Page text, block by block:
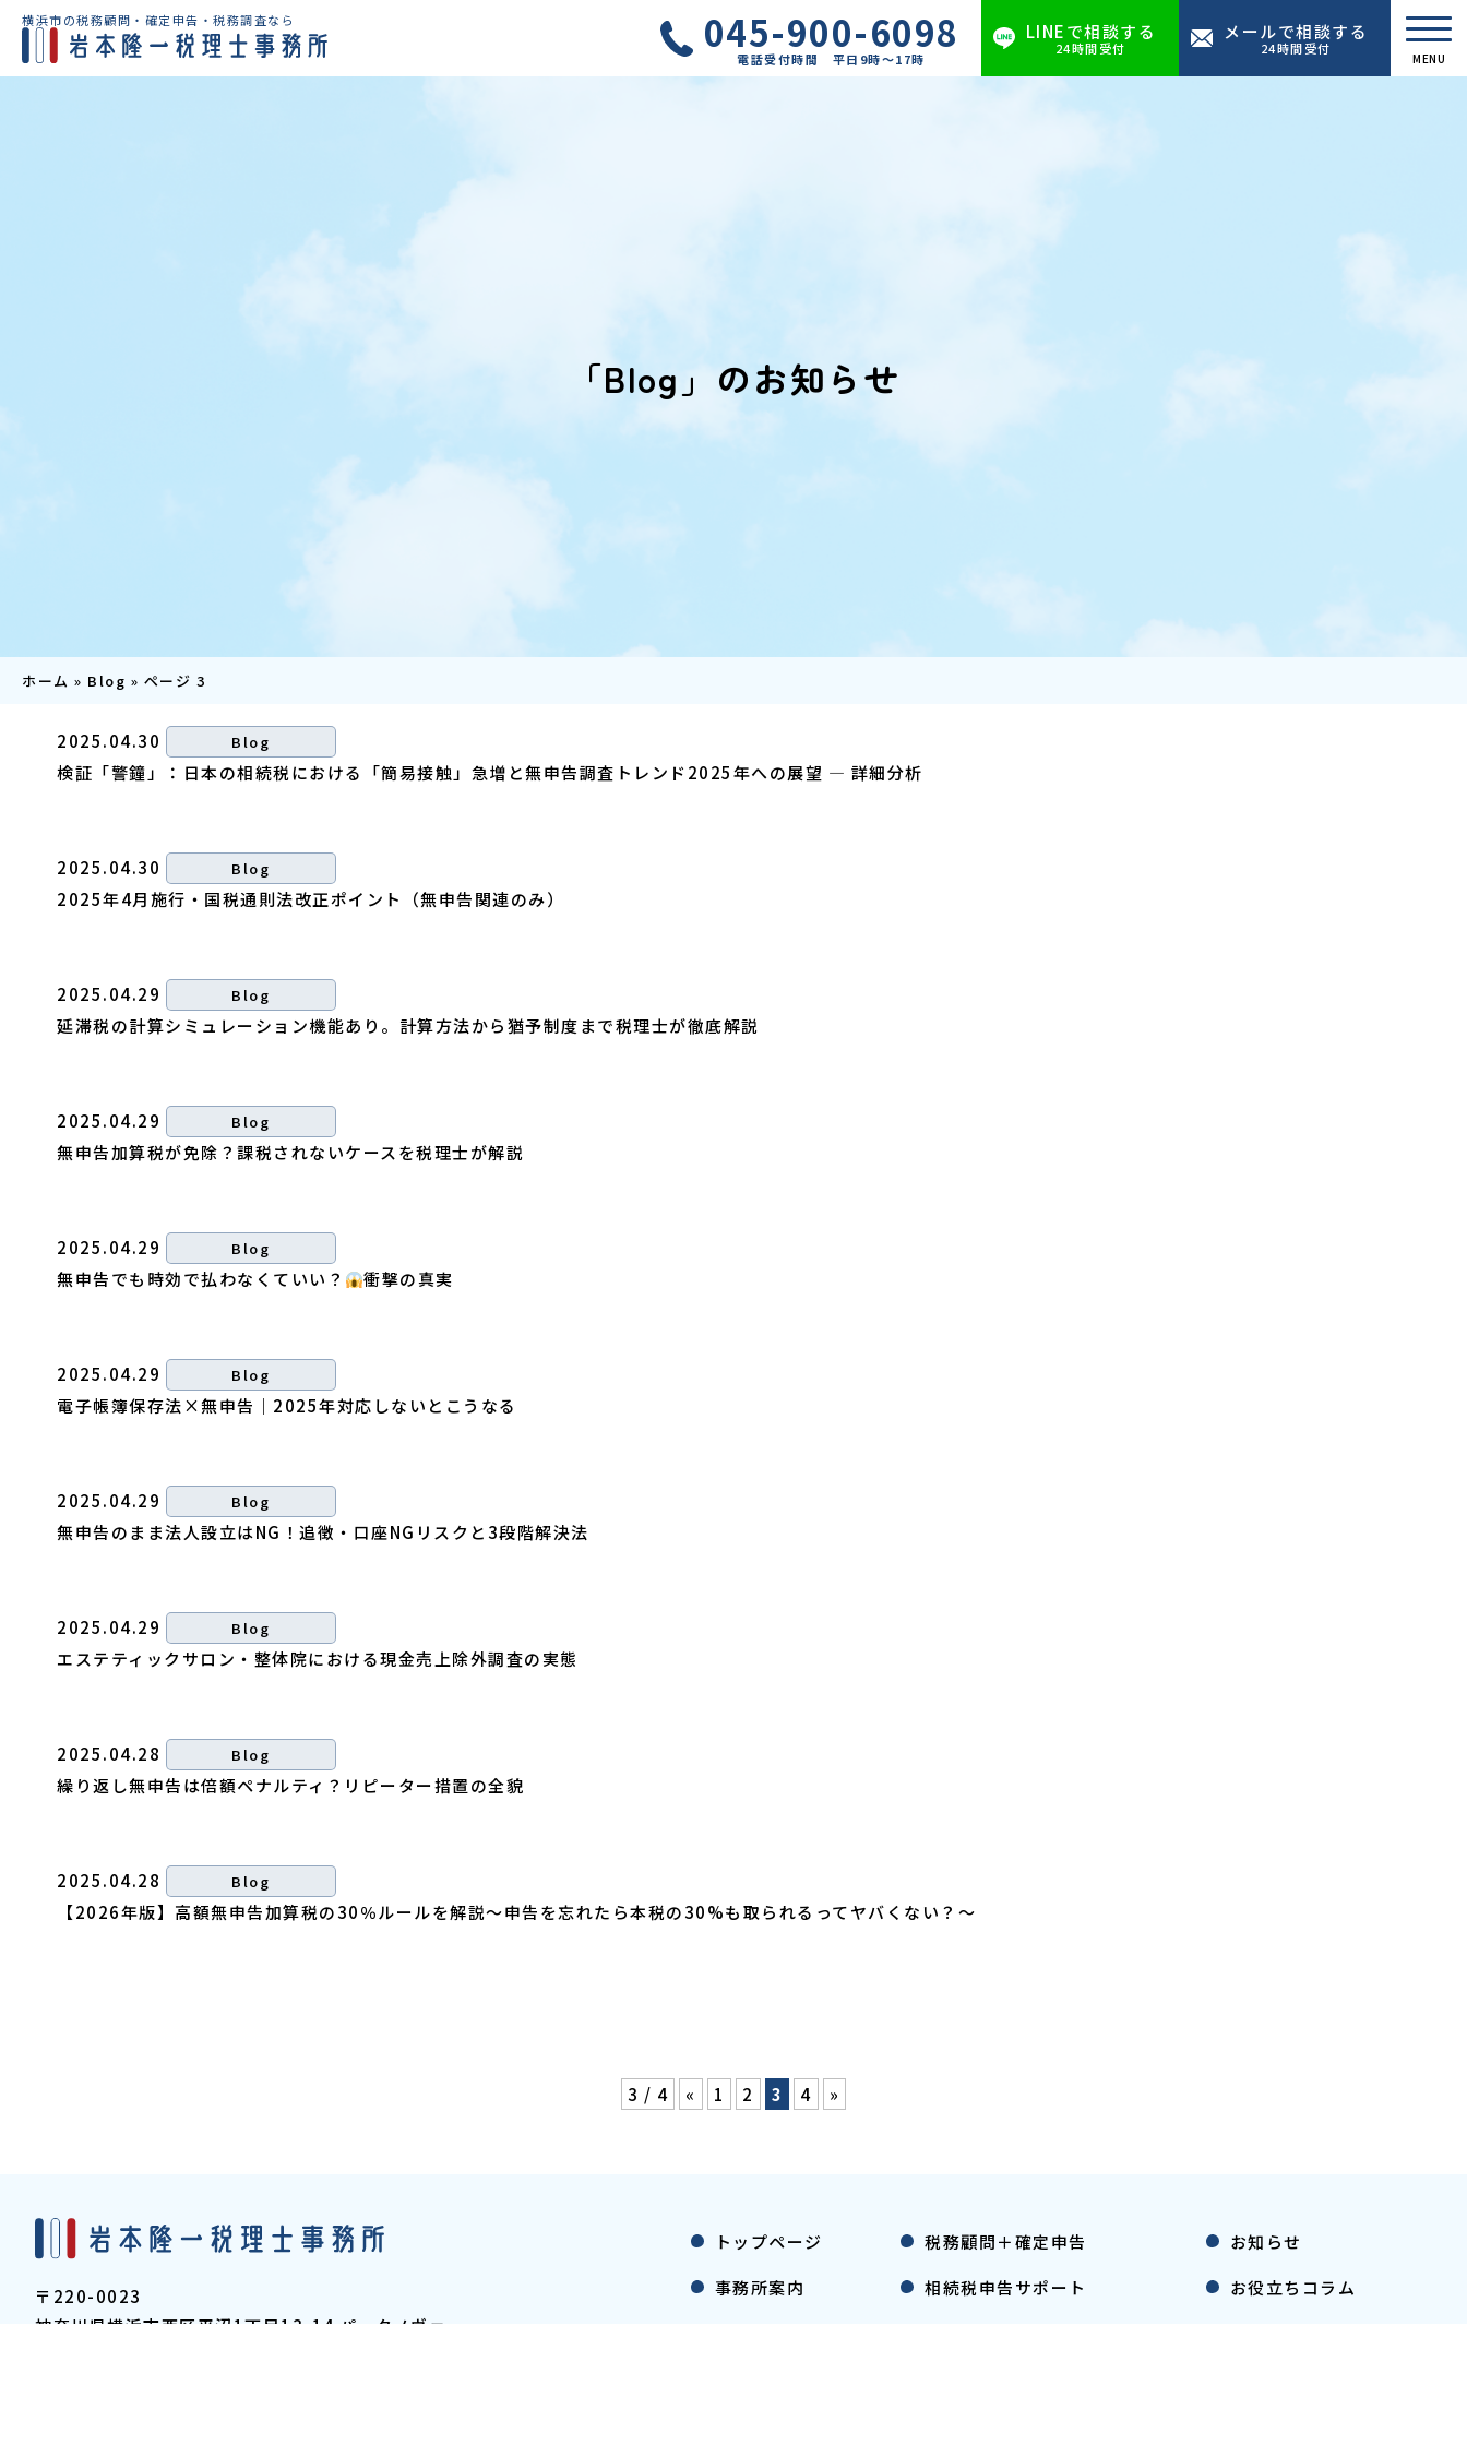
横浜市の税務顧問・確定申告・税務調査なら 045-900-6098
電話受付時間 平日9時～17時
LINEで相談する
24時間受付
メールで相談する
24時間受付
MENU
「Blog 」のお知らせ
ホーム » Blog » ページ 3
2025.04.30 Blog
検証「警鐘」：日本の相続税における「簡易接触」急増と無申告調査トレンド2025年への展望 ― 詳細分析
2025.04.30 Blog
2025年4月施行・国税通則法改正ポイント（無申告関連のみ）
2025.04.29 Blog
延滞税の計算シミュレーション機能あり。計算方法から猶予制度まで税理士が徹底解説
2025.04.29 Blog
無申告加算税が免除？課税されないケースを税理士が解説
2025.04.29 Blog
無申告でも時効で払わなくていい？ 衝撃の真実
2025.04.29 Blog
電子帳簿保存法×無申告｜2025年対応しないとこうなる
2025.04.29 Blog
無申告のまま法人設立はNG！追徴・口座NGリスクと3段階解決法
2025.04.29 Blog
エステティックサロン・整体院における現金売上除外調査の実態
2025.04.28 Blog
繰り返し無申告は倍額ペナルティ？リピーター措置の全貌
2025.04.28 Blog
【2026年版】高額無申告加算税の30％ルールを解説〜申告を忘れたら本税の30%も取られるってヤバくない？〜
3 / 4 « 1 2 3 4 »
〒220-0023
神奈川県横浜市西区平沼1丁目13-14 パークノヴァ
トップページ
事務所案内
税務顧問＋確定申告
相続税申告サポート
お知らせ
お役立ちコラム